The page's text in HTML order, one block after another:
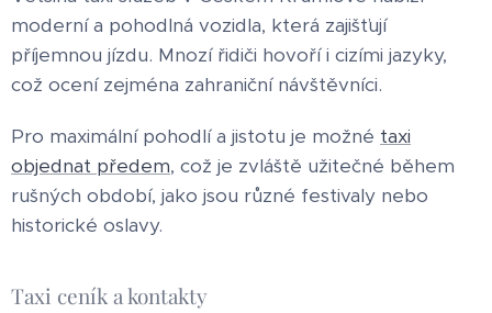
moderní a pohodlná vozidla, která zajišťují
příjemnou jízdu. Mnozí řidiči hovoří i cizími jazyky,
což ocení zejména zahraniční návštěvníci.
Pro maximální pohodlí a jistotu je možné taxi
objednat předem, což je zvláště užitečné během
rušných období, jako jsou různé festivaly nebo
historické oslavy.
Taxi ceník a kontakty